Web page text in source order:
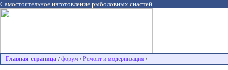
Самостоятельное изготовление рыболовных снастей.
Главная страница / форум / Ремонт и модернизация /